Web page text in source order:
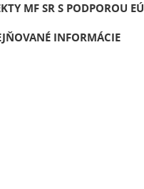
MF SR S PODPOROU EÚ
INFORMÁCIE